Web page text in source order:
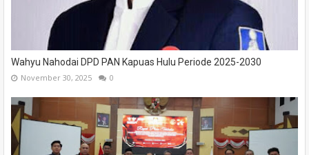
Wahyu Nahodai DPD PAN Kapuas Hulu Periode 2025-2030
November 30, 2025 0